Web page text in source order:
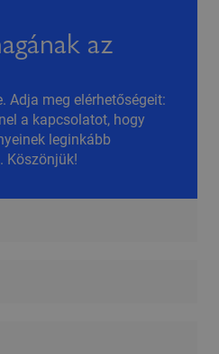
az
Adja meg elérhetőségeit:
a kapcsolatot, hogy
leginkább
Köszönjük!